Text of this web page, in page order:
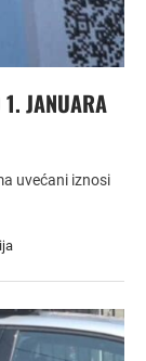
JANUARA
uvećani iznosi